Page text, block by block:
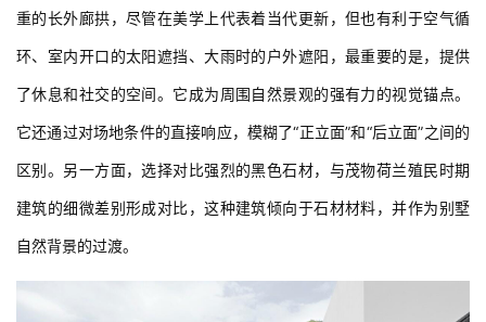
重的长外廊拱，尽管在美学上代表着当代更新，但也有利于空气循
环、室内开口的太阳遮挡、大雨时的户外遮阳，最重要的是，提供
了休息和社交的空间。它成为周围自然景观的强有力的视觉锚点。
它还通过对场地条件的直接响应，模糊了“正立面”和“后立面”之间的
区别。另一方面，选择对比强烈的黑色石材，与茂物荷兰殖民时期
建筑的细微差别形成对比，这种建筑倾向于石材材料，并作为别墅
自然背景的过渡。